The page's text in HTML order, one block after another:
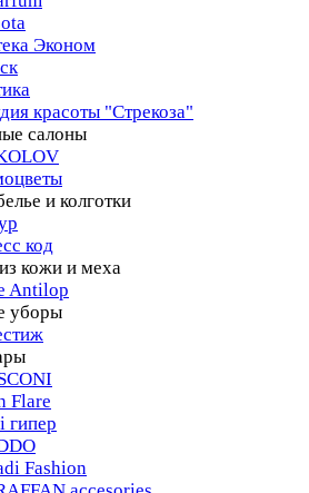
Эконом
красоты "Стрекоза"
салоны
и колготки
код
кожи и меха
Antilop
уборы
Flare
гипер
Fashion